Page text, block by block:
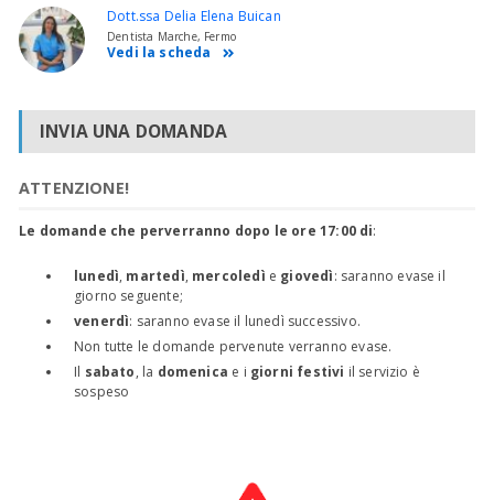
Dott.ssa Delia Elena Buican
Dentista Marche, Fermo
Vedi la scheda
INVIA UNA DOMANDA
ATTENZIONE!
Le domande che perverranno dopo le ore 17:00 di:
lunedì, martedì, mercoledì e giovedì: saranno evase il
giorno seguente;
venerdì: saranno evase il lunedì successivo.
Non tutte le domande pervenute verranno evase.
Il sabato, la domenica e i giorni festivi il servizio è
sospeso